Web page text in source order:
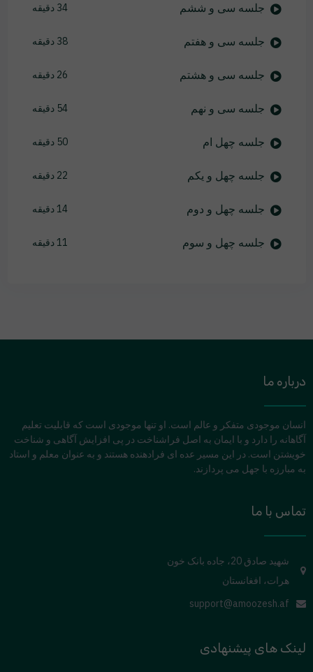
جلسه سی و ششم 34 دقیقه
جلسه سی و هفتم 38 دقیقه
جلسه سی و هشتم 26 دقیقه
جلسه سی و نهم 54 دقیقه
جلسه چهل ام 50 دقیقه
جلسه چهل و یکم 22 دقیقه
جلسه چهل و دوم 14 دقیقه
جلسه چهل و سوم 11 دقیقه
درباره ما
انسان موجودی متفکر و عالم است. او تنها موجودی است که قابلیت تعلیم
آگاهانه را دارد و با ایمان به اصل فراشناخت در پی افزایش آگاهی و شناخت
خویشتن است. در این مسیر عده ای فرادهنده هستند و به عنوان معلم و استاد
به مبارزه با جهل می پردازند.
تماس با ما
شهید صادق 20، جاده بانک خون
هرات، افغانستان
support@amoozesh.af
لینک های پیشنهادی